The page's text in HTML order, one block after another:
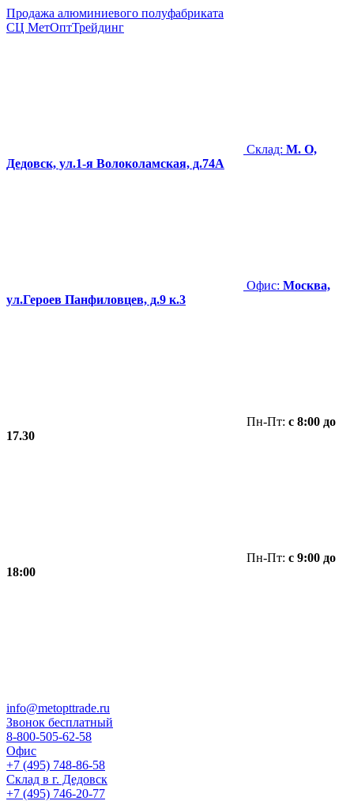
Продажа алюминиевого полуфабриката
СЦ МетОптТрейдинг
Склад: М. О,
Дедовск, ул.1-я Волоколамская, д.74А
Офис: Москва,
ул.Героев Панфиловцев, д.9 к.3
Пн-Пт: с 8:00 до
17.30
Пн-Пт: с 9:00 до
18:00
info@metopttrade.ru
Звонок бесплатный
8-800-505-62-58
Офис
+7 (495) 748-86-58
Склад в г. Дедовск
+7 (495) 746-20-77